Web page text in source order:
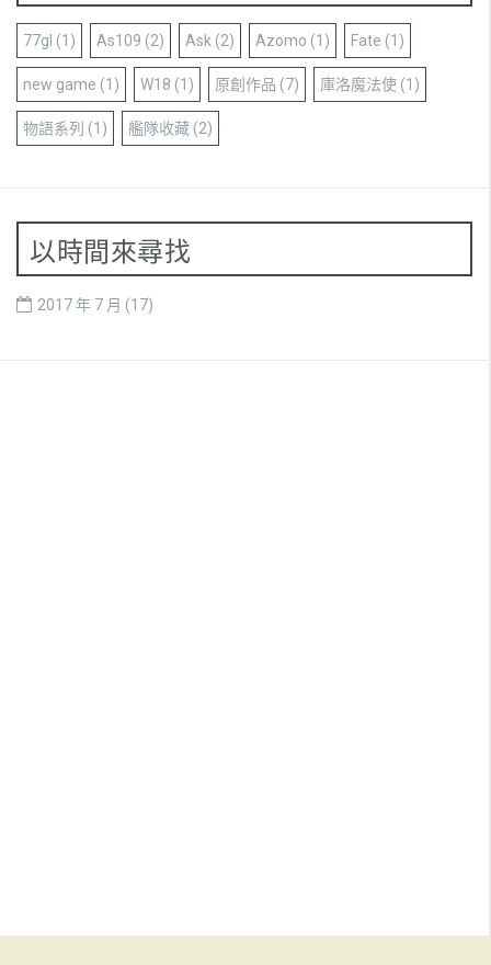
77gl (1) As109 (2) Ask (2) Azomo (1) Fate (1)
new game (1) W18 (1) 原創作品 (7) 庫洛魔法使 (1)
物語系列 (1) 艦隊收藏 (2)
以時間來尋找
2017 年 7 月 (17)